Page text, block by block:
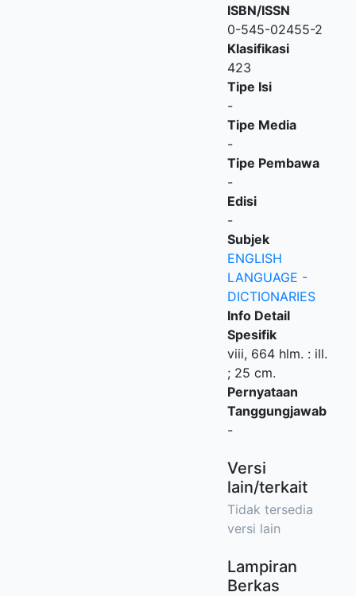
ISBN/ISSN
0-545-02455-2
Klasifikasi
423
Tipe Isi
-
Tipe Media
-
Tipe Pembawa
-
Edisi
-
Subjek
ENGLISH
LANGUAGE -
DICTIONARIES
Info Detail
Spesifik
viii, 664 hlm. : ill.
; 25 cm.
Pernyataan
Tanggungjawab
-
Versi
lain/terkait
Tidak tersedia
versi lain
Lampiran
Berkas